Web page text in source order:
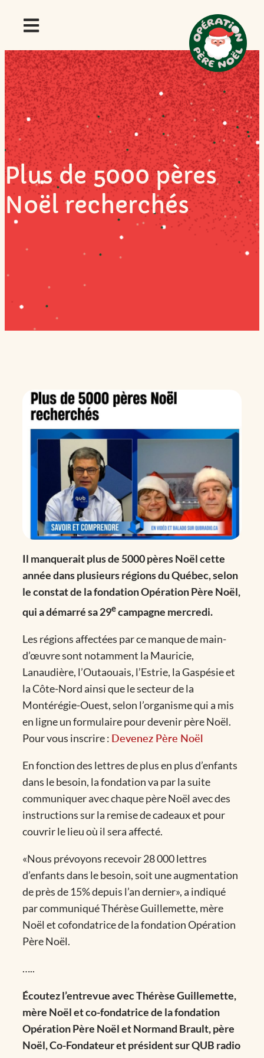
Plus de 5000 pères
Noël recherchés
Il manquerait plus de 5000 pères Noël cette
année dans plusieurs régions du Québec, selon
le constat de la fondation Opération Père Noël,
qui a démarré sa 29ecampagne mercredi.
Les régions affectées par ce manque de main-
d’œuvre sont notamment la Mauricie,
Lanaudière, l’Outaouais, l’Estrie, la Gaspésie et
la Côte-Nord ainsi que le secteur de la
Montérégie-Ouest, selon l’organisme qui a mis
en ligne un formulaire pour devenir père Noël.
Pour vous inscrire : Devenez Père Noël
En fonction des lettres de plus en plus d’enfants
dans le besoin, la fondation va par la suite
communiquer avec chaque père Noël avec des
instructions sur la remise de cadeaux et pour
couvrir le lieu où il sera affecté.
«Nous prévoyons recevoir 28 000 lettres
d’enfants dans le besoin, soit une augmentation
de près de 15% depuis l’an dernier», a indiqué
par communiqué Thérèse Guillemette, mère
Noël et cofondatrice de la fondation Opération
Père Noël.
…..
Écoutez l’entrevue avec Thérèse Guillemette,
mère Noël et co-fondatrice de la fondation
Opération Père Noël et Normand Brault, père
Noël, Co-Fondateur et président sur QUB radio